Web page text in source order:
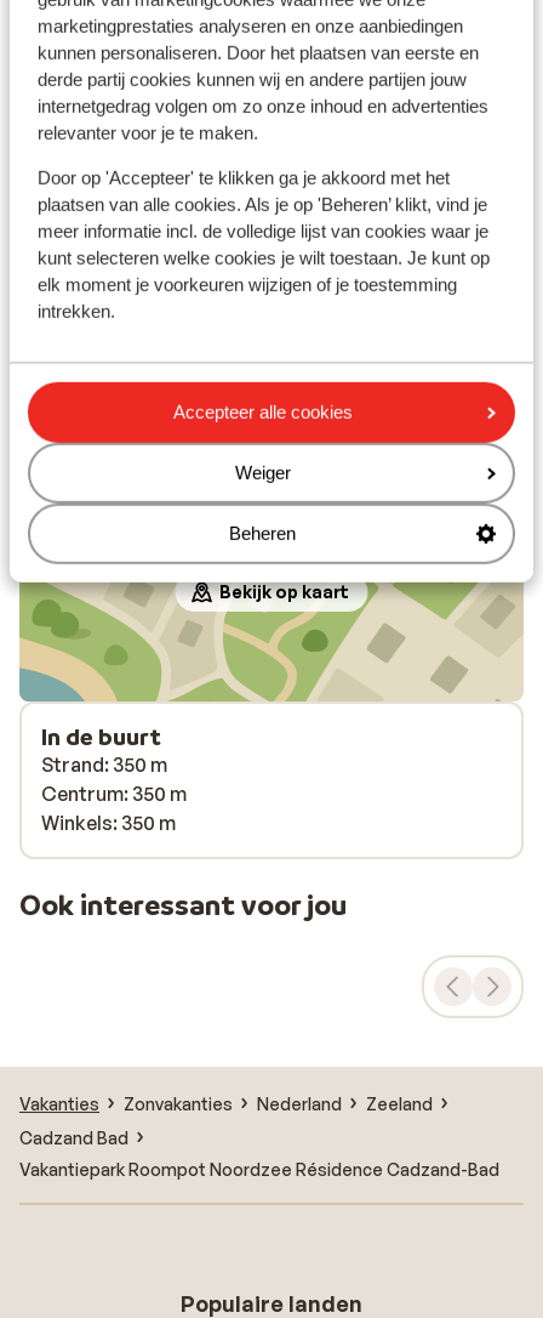
marketingprestaties analyseren en onze aanbiedingen
kunnen personaliseren. Door het plaatsen van eerste en
derde partij cookies kunnen wij en andere partijen jouw
internetgedrag volgen om zo onze inhoud en advertenties
relevanter voor je te maken.
Door op 'Accepteer' te klikken ga je akkoord met het
plaatsen van alle cookies. Als je op 'Beheren’ klikt, vind je
meer informatie incl. de volledige lijst van cookies waar je
kunt selecteren welke cookies je wilt toestaan. Je kunt op
elk moment je voorkeuren wijzigen of je toestemming
intrekken.
Accepteer alle cookies
Weiger
Beheren
Vlucht informatie
Wat gasten vinden
Dit zijn 100% echte klantbeoordelingen die hun ervaring
Meer over reviews
Meest geboekt door met familie
8.5 Fantastisch
16 aug. 2024
Te duur. Wel erg proper
Te duur. Wel erg proper
Anoniem
Bekijk alle 1 ervaringen
Ligging
Bekijk op kaart
In de buurt
Strand: 350 m
Centrum: 350 m
Winkels: 350 m
Ook interessant voor jou
Vakanties Zonvakanties Nederland
Zeeland
Cadzand Bad
Vakantiepark Roompot Noordzee Résidence Cadzand-Bad
Populaire landen